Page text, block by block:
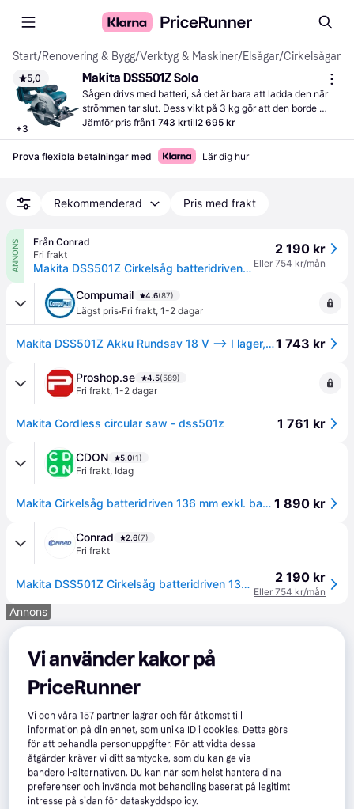
Start/Renovering & Bygg/Verktyg & Maskiner/Elsågar/Cirkelsågar
5,0
+3
Makita DSS501Z Solo
Sågen drivs med batteri, så det är bara att ladda den när
strömmen tar slut. Dess vikt på 3 kg gör att den borde
funka för hemmabruk och spänningen ligger på 18 volt.
Jämför pris från1 743 krtill2 695 kr
Prova flexibla betalningar med Lär dig hur
Rekommenderad Pris med frakt
ANNONS
Från Conrad
Fri frakt
Makita DSS501Z Cirkelsåg batteridriven 136 mm exkl. batteri/laddare 18 V
2 190 kr
Eller 754 kr/mån
Compumail 4.6(87)
Lägst pris·Fri frakt, 1-2 dagar
Makita DSS501Z Akku Rundsav 18 V --> I lager, forväntat leveransdatum hos dig 08-08-20261 743 kr
Proshop.se 4.5(589)
Fri frakt, 1-2 dagar
Makita Cordless circular saw - dss501z 1 761 kr
CDON 5.0(1)
Fri frakt, Idag
Makita Cirkelsåg batteridriven 136 mm exkl. batteri/laddare 18 V 1 890 kr
Conrad 2.6(7)
Fri frakt
Makita DSS501Z Cirkelsåg batteridriven 136 mm exkl. batteri/laddare 18 V 2 190 kr
Eller 754 kr/mån
Annons
Vi använder kakor på
PriceRunner
Vi och våra157 partner lagrar och får åtkomst till
information på din enhet, som unika ID i cookies. Detta görs
för att behandla personuppgifter. För att vidta dessa
åtgärder kräver vi ditt samtycke, som du kan ge via
banderoll-alternativen. Du kan när som helst hantera dina
preferenser och invända mot behandling baserat på legitimt
intresse på sidan för dataskyddspolicy.